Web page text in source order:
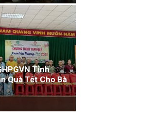
Tỉnh
Quà Tết Cho Bà